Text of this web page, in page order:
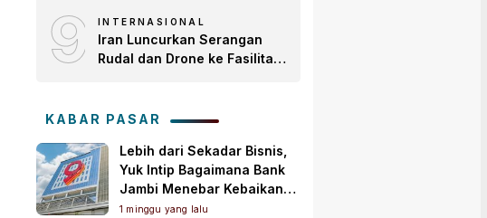
9 INTERNASIONAL
Iran Luncurkan Serangan
Rudal dan Drone ke Fasilitas
KABAR PASAR
Lebih dari Sekadar Bisnis,
Yuk Intip Bagaimana Bank
Jambi Menebar Kebaikan
untuk Masyarakat!
1 minggu yang lalu